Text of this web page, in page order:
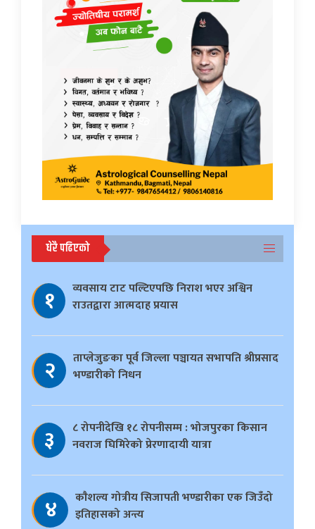
धेरै पढिएको
१
व्यवसाय टाट पल्टिएपछि निराश भएर अश्विन
राउतद्वारा आत्मदाह प्रयास
२
ताप्लेजुङका पूर्व जिल्ला पञ्चायत सभापति श्रीप्रसाद
भण्डारीको निधन
३
८ रोपनीदेखि १८ रोपनीसम्म : भोजपुरका किसान
नवराज घिमिरेको प्रेरणादायी यात्रा
४
काैशल्य गोत्रीय सिजापती भण्डारीका एक जिउँदो
इतिहासको अन्त्य